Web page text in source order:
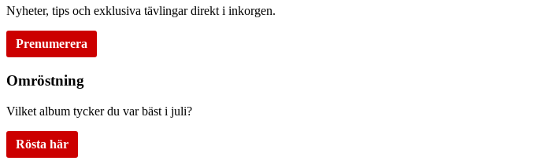
Nyheter, tips och exklusiva tävlingar direkt i inkorgen.
Prenumerera
Omröstning
Vilket album tycker du var bäst i juli?
Rösta här